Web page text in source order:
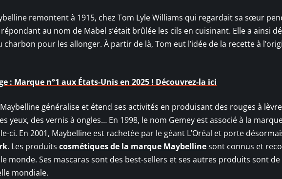
remontent à 1915, chez Tom Lyle Williams qui regardait sa sœur
au nom de Mabel s’était brûlée les cils en cuisinant. Elle a ainsi
pour les allonger. À partir de là, Tom eut l’idée de la recette à
: Marque n°1 aux États-Unis en 2025 ! Découvrez-la ici
généralise et étend ses activités en produisant des rouges à
yeux, des vernis à ongles… En 1998, le nom Gemey est associé à la
ci. En 2001, Maybelline est rachetée par le géant L’Oréal et porte
. Les produits cosmétiques de la marque Maybellinesont connus et
monde. Ses mascaras sont des best-sellers et ses autres produits sont de
mondiale.